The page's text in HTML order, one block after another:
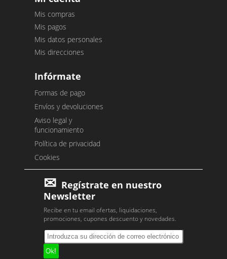
Mis compras
Mis pagos
Mis datos personales
Mis direcciones
Infórmate
Formas de pago
Envíos y devoluciones
Aviso legal y
funcionamiento
Política de privacidad
Cookies
Regístrate en nuestro
Newsletter
Recibe en tu email ofertas, liquidaciones,
promociones, cupones descuento y novedades.